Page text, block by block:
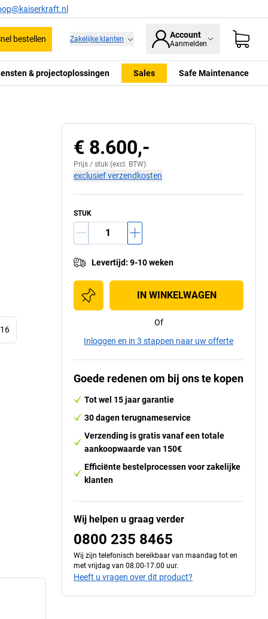
bestellen Zakelijke klanten Account
Aanmelden
& projectoplossingen Sales Safe Maintenance
€ 8.600,-
Prijs / stuk (excl. BTW)
exclusief verzendkosten
STUK
Levertijd: 9-10 weken
IN WINKELWAGEN
Of
Inloggen en in 3 stappen naar uw offerte
Goede redenen om bij ons te kopen
Tot wel 15 jaar garantie
30 dagen terugnameservice
Verzending is gratis vanaf een totale
aankoopwaarde van 150€
Efficiënte bestelprocessen voor zakelijke
klanten
Wij helpen u graag verder
0800 235 8465
Wij zijn telefonisch bereikbaar van maandag tot en
met vrijdag van 08.00-17.00 uur.
Heeft u vragen over dit product?